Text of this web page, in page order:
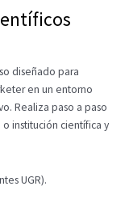
diseñado para
en un entorno
Realiza paso a paso
institución científica y
UGR).